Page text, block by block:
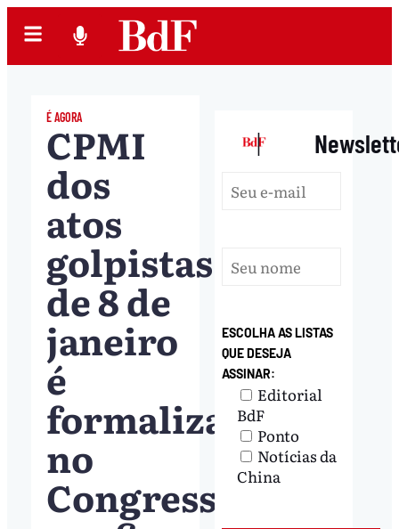
É AGORA
CPMI
dos
atos
golpistas
de 8 de
janeiro
é
formalizada
no
Congresso;
|
ESCOLHA AS LISTAS
QUE DESEJA
ASSINAR:
Editorial
BdF
Ponto
Notícias da
China